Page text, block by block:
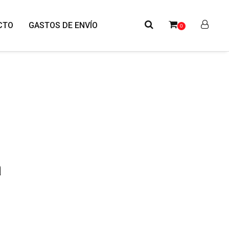
GASTOS DE ENVÍO 0